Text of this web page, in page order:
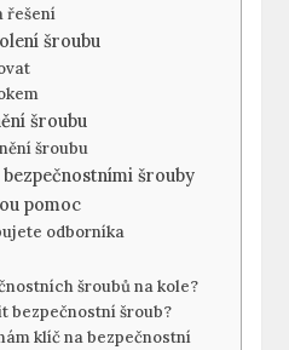
řešení
šroubu
šroubu
šroubu
šrouby
pomoc
odborníka
šroubů na kole?
bezpečnostní šroub?
klíč na bezpečnostní